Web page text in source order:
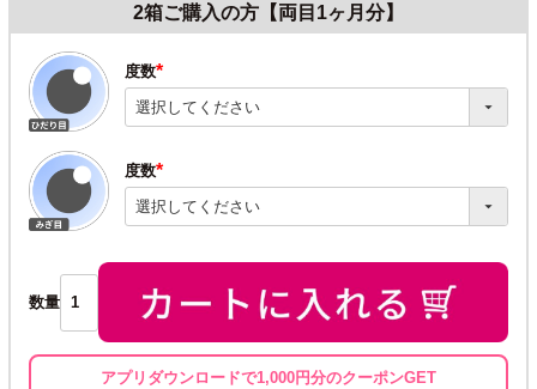
2箱ご購入の方【両目1ヶ月分】
度数
(必
須)
度数
(必
須)
数量
アプリダウンロードで1,000円分のクーポンGET